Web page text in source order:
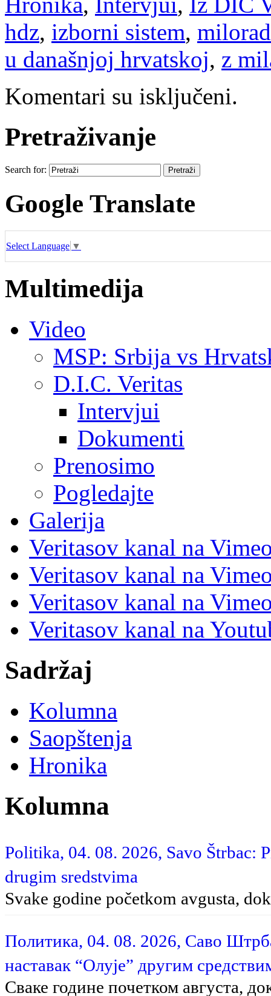
hdz, izborni sistem,
u današnjoj hrvatskoj, z
Komentari su isključeni.
Pretraživanje
Search for:
Google Translate
Select Language ▼
Multimedija
Video
MSP: Srbija vs
D.I.C. Veritas
Intervjui
Dokumenti
Prenosimo
Pogledajte
Galerija
Veritasov kanal na
Veritasov kanal na
Veritasov kanal na
Veritasov kanal na
Sadržaj
Kolumna
Saopštenja
Hronika
Kolumna
Politika, 04. 08. 2026, Savo Štrbac:
drugim sredstvima
Svake godine početkom avgusta,
Политика, 04. 08. 2026, Саво
наставак “Олује” другим
Сваке године почетком августа,